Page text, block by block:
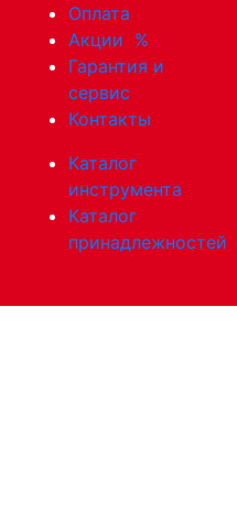
Оплата
Акции %
Гарантия и
сервис
Контакты
Каталог
инструмента
Каталог
принадлежностей